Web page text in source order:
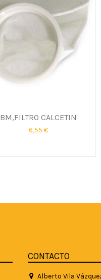
BM,FILTRO CALCETIN
6,55 €
CONTACTO
Alberto Vila